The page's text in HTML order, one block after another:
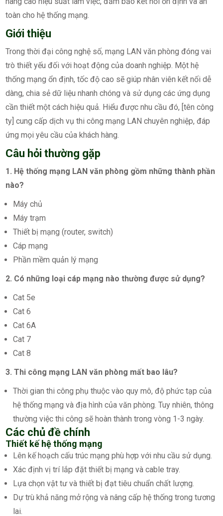
toàn cho hệ thống mạng.
Giới thiệu
Trong thời đại công nghệ số, mạng LAN văn phòng đóng vai
trò thiết yếu đối với hoạt động của doanh nghiệp. Một hệ
thống mạng ổn định, tốc độ cao sẽ giúp nhân viên kết nối dễ
dàng, chia sẻ dữ liệu nhanh chóng và sử dụng các ứng dụng
cần thiết một cách hiệu quả. Hiểu được nhu cầu đó, [tên công
ty] cung cấp dịch vụ thi công mạng LAN chuyên nghiệp, đáp
ứng mọi yêu cầu của khách hàng.
Câu hỏi thường gặp
1. Hệ thống mạng LAN văn phòng gồm những thành phần
nào?
Máy chủ
Máy trạm
Thiết bị mạng (router, switch)
Cáp mạng
Phần mềm quản lý mạng
2. Có những loại cáp mạng nào thường được sử dụng?
Cat 5e
Cat 6
Cat 6A
Cat 7
Cat 8
3. Thi công mạng LAN văn phòng mất bao lâu?
Thời gian thi công phụ thuộc vào quy mô, độ phức tạp của
hệ thống mạng và địa hình của văn phòng. Tuy nhiên, thông
thường việc thi công sẽ hoàn thành trong vòng 1-3 ngày.
Các chủ đề chính
Thiết kế hệ thống mạng
Lên kế hoạch cấu trúc mạng phù hợp với nhu cầu sử dụng.
Xác định vị trí lắp đặt thiết bị mạng và cable tray.
Lựa chọn vật tư và thiết bị đạt tiêu chuẩn chất lượng.
Dự trù khả năng mở rộng và nâng cấp hệ thống trong tương
lai.